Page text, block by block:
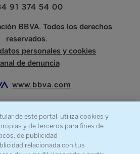
91 374 54 00
BBVA. Todos los derechos
reservados.
personales y cookies
de denuncia
www.bbva.com
LA FUNDACIÓN
PRENSA
de este portal, utiliza cookies y
y de terceros para fines de
de publicidad
relacionada con tus